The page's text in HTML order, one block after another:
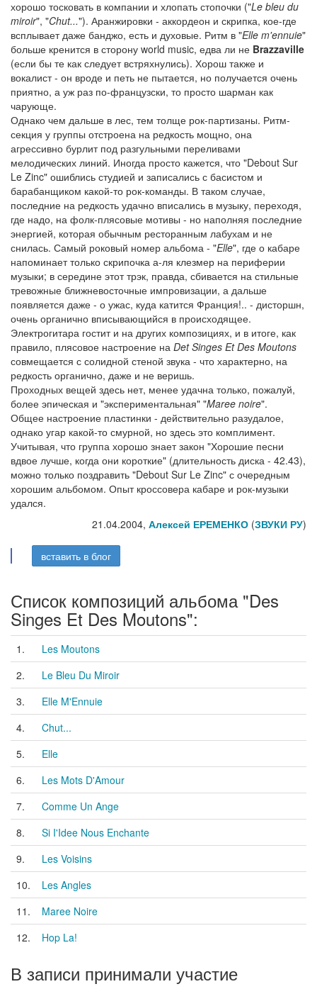
хорошо тосковать в компании и хлопать стопочки ("Le bleu du
miroir", "Chut..."). Аранжировки - аккордеон и скрипка, кое-где
всплывает даже банджо, есть и духовые. Ритм в "Elle m'ennuie"
больше кренится в сторону world music, едва ли не Brazzaville
(если бы те как следует встряхнулись). Хорош также и
вокалист - он вроде и петь не пытается, но получается очень
приятно, а уж раз по-французски, то просто шарман как
чарующе.
Однако чем дальше в лес, тем толще рок-партизаны. Ритм-
секция у группы отстроена на редкость мощно, она
агрессивно бурлит под разгульными переливами
мелодических линий. Иногда просто кажется, что "Debout Sur
Le Zinc" ошиблись студией и записались с басистом и
барабанщиком какой-то рок-команды. В таком случае,
последние на редкость удачно вписались в музыку, переходя,
где надо, на фолк-плясовые мотивы - но наполняя последние
энергией, которая обычным ресторанным лабухам и не
снилась. Самый роковый номер альбома - "Elle", где о кабаре
напоминает только скрипочка а-ля клезмер на периферии
музыки; в середине этот трэк, правда, сбивается на стильные
тревожные ближневосточные импровизации, а дальше
появляется даже - о ужас, куда катится Франция!.. - дисторшн,
очень органично вписывающийся в происходящее.
Электрогитара гостит и на других композициях, и в итоге, как
правило, плясовое настроение на Det Singes Et Des Moutons
совмещается с солидной стеной звука - что характерно, на
редкость органично, даже и не веришь.
Проходных вещей здесь нет, менее удачна только, пожалуй,
более эпическая и "экспериментальная" "Maree noire".
Общее настроение пластинки - действительно разудалое,
однако угар какой-то смурной, но здесь это комплимент.
Учитывая, что группа хорошо знает закон "Хорошие песни
вдвое лучше, когда они короткие" (длительность диска - 42.43),
можно только поздравить "Debout Sur Le Zinc" с очередным
хорошим альбомом. Опыт кроссовера кабаре и рок-музыки
удался.
21.04.2004, Алексей ЕРЕМЕНКО (ЗВУКИ РУ)
вставить в блог
Список композиций альбома "Des
Singes Et Des Moutons":
1.
Les Moutons
2.
Le Bleu Du Miroir
3.
Elle M'Ennuie
4.
Chut...
5.
Elle
6.
Les Mots D'Amour
7.
Comme Un Ange
8.
Si I'Idee Nous Enchante
9.
Les Voisins
10.
Les Angles
11.
Maree Noire
12.
Hop La!
В записи принимали участие